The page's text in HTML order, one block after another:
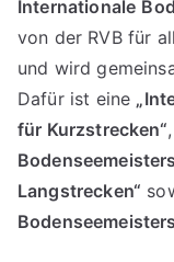
Internationale
von der RVB für
und wird
Dafür ist eine
für Kurzstrecken“
Langstrecken“